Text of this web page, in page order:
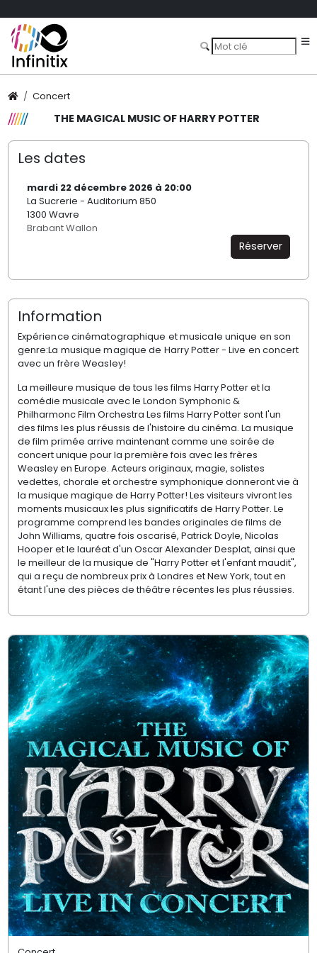
Concert
THE MAGICAL MUSIC OF HARRY POTTER
Les dates
mardi 22 décembre 2026 à 20:00
La Sucrerie - Auditorium 850
1300 Wavre
Brabant Wallon
Réserver
Information
Expérience cinématographique et musicale unique en son
genre:La musique magique de Harry Potter - Live en concert
avec un frère Weasley!
La meilleure musique de tous les films Harry Potter et la
comédie musicale avec le London Symphonic &
Philharmonc Film Orchestra Les films Harry Potter sont l'un
des films les plus réussis de l'histoire du cinéma. La musique
de film primée arrive maintenant comme une soirée de
concert unique pour la première fois avec les frères
Weasley en Europe. Acteurs originaux, magie, solistes
vedettes, chorale et orchestre symphonique donneront vie à
la musique magique de Harry Potter! Les visiteurs vivront les
moments musicaux les plus significatifs de Harry Potter. Le
programme comprend les bandes originales de films de
John Williams, quatre fois oscarisé, Patrick Doyle, Nicolas
Hooper et le lauréat d'un Oscar Alexander Desplat, ainsi que
le meilleur de la musique de "Harry Potter et l'enfant maudit",
qui a reçu de nombreux prix à Londres et New York, tout en
étant l'une des pièces de théâtre récentes les plus réussies.